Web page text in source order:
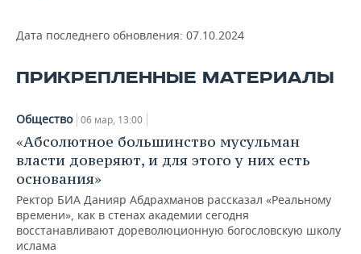
Дата последнего обновления: 07.10.2024
ПРИКРЕПЛЕННЫЕ МАТЕРИАЛЫ
Общество 06 мар, 13:00
«Абсолютное большинство мусульман
власти доверяют, и для этого у них есть
основания»
Ректор БИА Данияр Абдрахманов рассказал «Реальному
времени», как в стенах академии сегодня
восстанавливают дореволюционную богословскую школу
ислама